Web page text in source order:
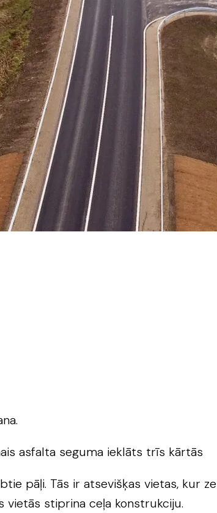
asfalta seguma ieklāts trīs kārtās
pāļi. Tās ir atsevišķas vietas, kur
vietās stiprina ceļa konstrukciju.